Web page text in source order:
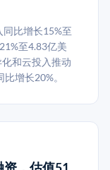
比增长15%至
至4.83亿美
和云投入推动
增长20%。